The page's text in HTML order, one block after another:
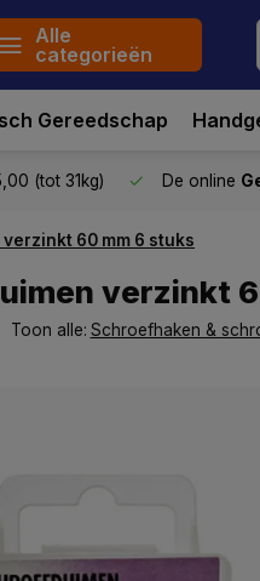
Alle
categorieën
Gereedschap
(tot 31kg) De online
60 mm 6 stuks
verzinkt
Toon alle: Schroefhaken &